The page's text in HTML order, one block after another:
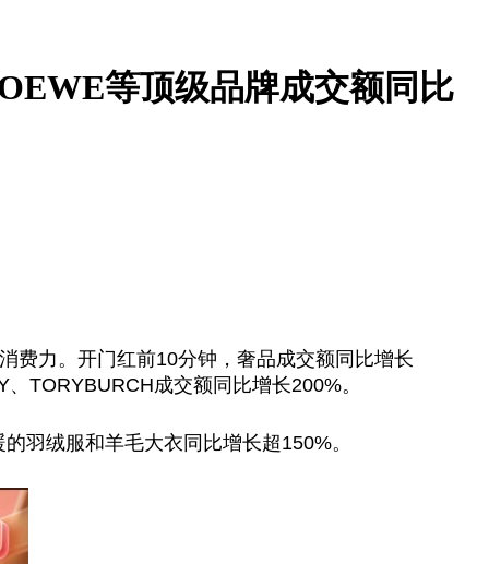
等顶级品牌成交额同比
费力。开门红前10分钟，奢品成交额同比增长
TORYBURCH成交额同比增长200%。
羽绒服和羊毛大衣同比增长超150%。